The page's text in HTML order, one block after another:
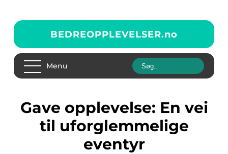
BEDREOPPLEVELSER.no
Menu
Gave opplevelse: En vei
til uforglemmelige
eventyr